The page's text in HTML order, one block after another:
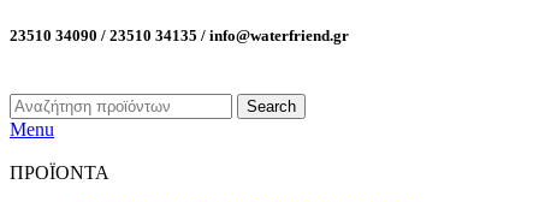
23510 34090 / 23510 34135 / info@waterfriend.gr
Search
Menu
ΠΡΟΪΟΝΤΑ